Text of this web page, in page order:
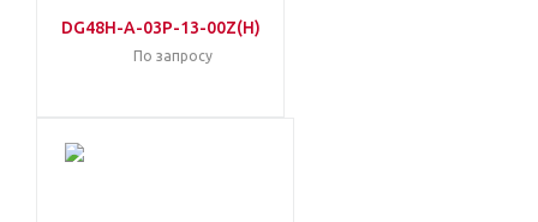
DG48H-A-03P-13-00Z(H)
По запросу